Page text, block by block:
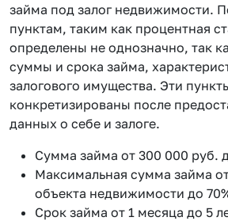
займа под залог недвижимости.
пунктам, таким как процентная
определены не однозначно, так
суммы и срока займа,
залогового имущества. Эти
конкретизированы после
данных о себе и залоге.
Сумма займа от 300 000 руб.
Максимальная сумма займа
объекта недвижимости до
Срок займа от 1 месяца до 5